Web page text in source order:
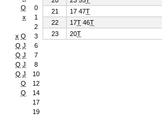
Q
0
x
1
2
x Q
3
Q J
6
Q J
7
Q J
8
Q J
10
Q
12
Q
14
17
19
21
17 47T
22
17T 46T
23
20T